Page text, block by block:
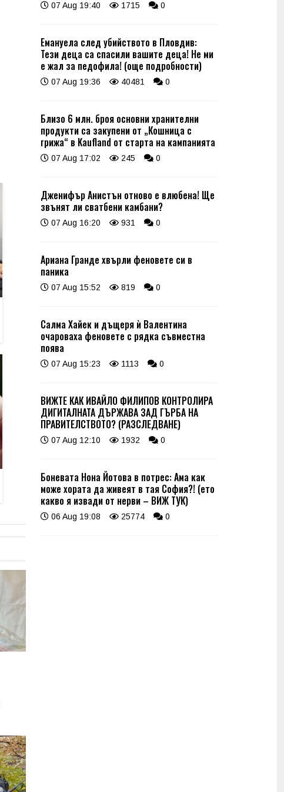
07 Aug 19:40 1715 0
Емануела след убийството в Пловдив:
Тези деца са спасили вашите деца! Не ми
е жал за педофила! (още подробности)
07 Aug 19:36 40481 0
Близо 6 млн. броя основни хранителни
продукти са закупени от „Кошница с
грижа“ в Kaufland от старта на кампанията
07 Aug 17:02 245 0
Дженифър Анистън отново е влюбена! Ще
звънят ли сватбени камбани?
07 Aug 16:20 931 0
Ариана Гранде хвърли феновете си в
паника
07 Aug 15:52 819 0
Салма Хайек и дъщеря ѝ Валентина
очароваха феновете с рядка съвместна
поява
07 Aug 15:23 1113 0
ВИЖТЕ КАК ИВАЙЛО ФИЛИПОВ КОНТРОЛИРА
ДИГИТАЛНАТА ДЪРЖАВА ЗАД ГЪРБА НА
ПРАВИТЕЛСТВОТО? (РАЗСЛЕДВАНЕ)
07 Aug 12:10 1932 0
Боневата Нона Йотова в потрес: Ама как
може хората да живеят в тая София?! (ето
какво я извади от нерви – ВИЖ ТУК)
06 Aug 19:08 25774 0